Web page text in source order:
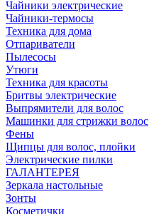
Чайники электрические
Чайники-термосы
Техника для дома
Отпариватели
Пылесосы
Утюги
Техника для красоты
Бритвы электрические
Выпрямители для волос
Машинки для стрижки волос
Фены
Щипцы для волос, плойки
Электрические пилки
ГАЛАНТЕРЕЯ
Зеркала настольные
Зонты
Косметички